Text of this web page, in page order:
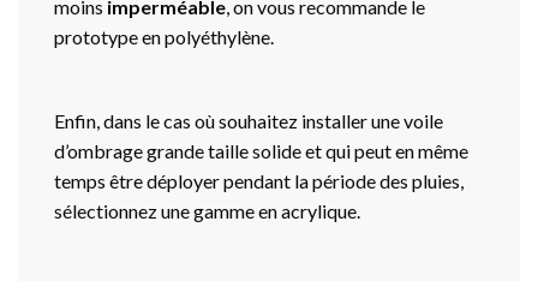
moins imperméable , on vous recommande le
prototype en polyéthylène.
Enfin, dans le cas où souhaitez installer une voile
d’ombrage grande taille solide et qui peut en même
temps être déployer pendant la période des pluies,
sélectionnez une gamme en acrylique.